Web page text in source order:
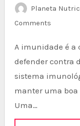
Planeta
Comments
A imunidade é a capacidade do corpo de se
defender contra
sistema
manter uma boa
Uma…